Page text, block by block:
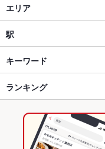
富寿し 新潟駅前店
居酒屋
海鮮
長野市 × 居酒屋
長野市 × 海鮮
長野駅 × 居酒屋
長野駅 × 海鮮
エリア
長野駅
長野駅 × 居酒屋
長野駅 × 海鮮
長野駅 × 和食
長野駅 × 寿司
駅
長野駅
キーワード
からあげ
ランキング
長野のグルメランキング
長野の居酒屋ランキング